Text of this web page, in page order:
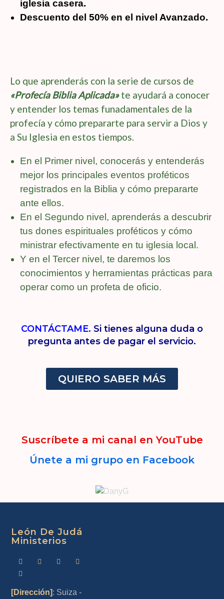
iglesia casera.
Descuento del 50% en el nivel Avanzado.
Lo que aprenderás con la serie de cursos de
«Profecía Biblia Aplicada»te ayudará a conocer
y entender los temas funadamentales de la
profecía y cómo prepararte para servir a Dios y
a Su Iglesia en estos tiempos.
En el Primer nivel, conocerás y entenderás
mejor los principales eventos proféticos
registrados en la Biblia y cómo prepararte
ante ellos.
En el Segundo nivel, aprenderás a descubrir
tus dones espirituales proféticos y cómo
ministrar efectivamente en tu iglesia local.
Y en el Tercer nivel, te daremos los
conocimientos y herramientas prácticas para
operar como un profeta de oficio.
CONTÁCTAME. Si tienes alguna duda o
pregunta antes de pagar el servicio.
QUIERO SABER MÁS
Suscríbete a mi canal en YouTube
Únete a mi grupo en Facebook
León De Judá
Ministerios
[Dirección]: Suiza -